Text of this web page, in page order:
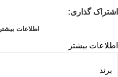
اشتراک گذاری:
اطلاعات بیشتر
اطلاعات بیشتر
برند